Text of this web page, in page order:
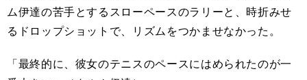
ム伊達の苦手とするスローペースのラリーと、時折みせ
るドロップショットで、リズムをつかませなかった。
「最終的に、彼女のテニスのペースにはめられたのが一